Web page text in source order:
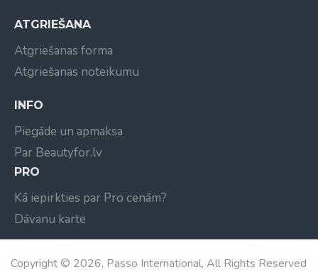
ATGRIEŠANA
Atgriešanas forma
Atgriešanas noteikumu
INFO
Piegāde un apmaksa
Par Beautyfor.lv
PRO
Kā iepirkties par Pro cenām?
Dāvanu karte
Copyright © 2026, Passo International, All Rights Reserved